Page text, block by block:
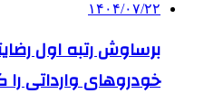
۱۴۰۴/۰۷/۲۲
برساوش رتبه اول
خودروهای وارداتی